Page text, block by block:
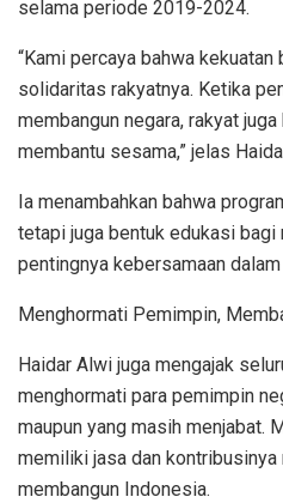
selama periode 2019-2024.
“Kami percaya bahwa kekuatan
solidaritas rakyatnya. Ketika
membangun negara, rakyat
membantu sesama,” jelas
Ia menambahkan bahwa
tetapi juga bentuk edukasi bagi
pentingnya kebersamaan
Menghormati Pemimpin,
Haidar Alwi juga mengajak
menghormati para pemimpin
maupun yang masih menjabat.
memiliki jasa dan
membangun Indonesia.